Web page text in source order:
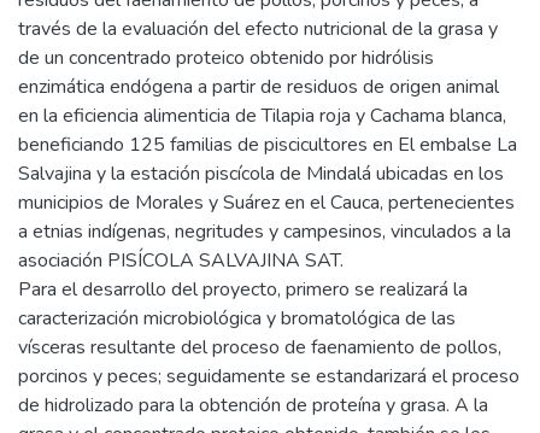
través de la evaluación del efecto nutricional de la grasa y
de un concentrado proteico obtenido por hidrólisis
enzimática endógena a partir de residuos de origen animal
en la eficiencia alimenticia de Tilapia roja y Cachama blanca,
beneficiando 125 familias de piscicultores en El embalse La
Salvajina y la estación piscícola de Mindalá ubicadas en los
municipios de Morales y Suárez en el Cauca, pertenecientes
a etnias indígenas, negritudes y campesinos, vinculados a la
asociación PISÍCOLA SALVAJINA SAT.
Para el desarrollo del proyecto, primero se realizará la
caracterización microbiológica y bromatológica de las
vísceras resultante del proceso de faenamiento de pollos,
porcinos y peces; seguidamente se estandarizará el proceso
de hidrolizado para la obtención de proteína y grasa. A la